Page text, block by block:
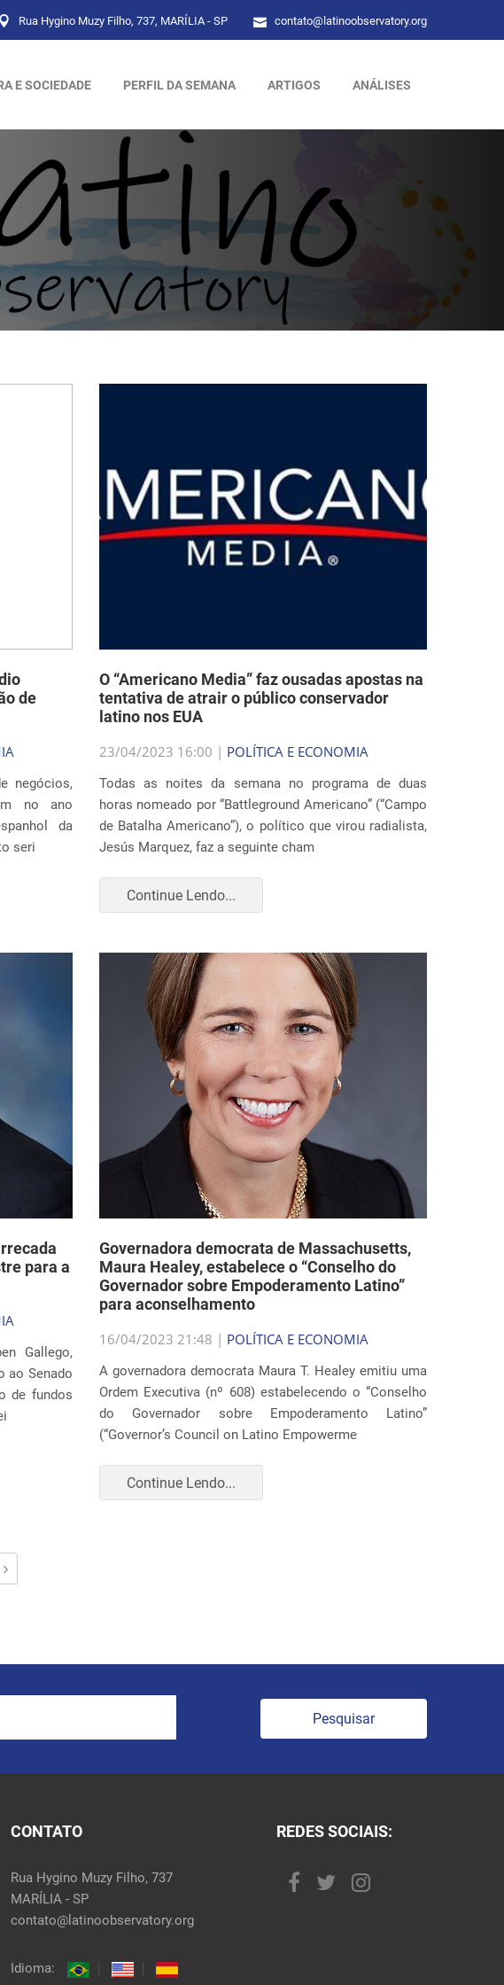
Rua Hygino Muzy Filho, 737, MARÍLIA - SP contato@latinoobservatory.org
E SOCIEDADE PERFIL DA SEMANA ARTIGOS ANÁLISES
de
negócios,
no ano
da
seri
O “Americano Media” faz ousadas apostas na
tentativa de atrair o público conservador
latino nos EUA
23/04/2023 16:00 | POLÍTICA E ECONOMIA
Todas as noites da semana no programa de duas
horas nomeado por “Battleground Americano” (“Campo
de Batalha Americano”), o político que virou radialista,
Jesús Marquez, faz a seguinte cham
Continue Lendo...
para a
Gallego,
ao Senado
de fundos
Governadora democrata de Massachusetts,
Maura Healey, estabelece o “Conselho do
Governador sobre Empoderamento Latino”
para aconselhamento
16/04/2023 21:48 | POLÍTICA E ECONOMIA
A governadora democrata Maura T. Healey emitiu uma
Ordem Executiva (nº 608) estabelecendo o “Conselho
do Governador sobre Empoderamento Latino”
(“Governor’s Council on Latino Empowerme
Continue Lendo...
Pesquisar
CONTATO
Rua Hygino Muzy Filho, 737
MARÍLIA - SP
contato@latinoobservatory.org
Idioma:
REDES SOCIAIS: